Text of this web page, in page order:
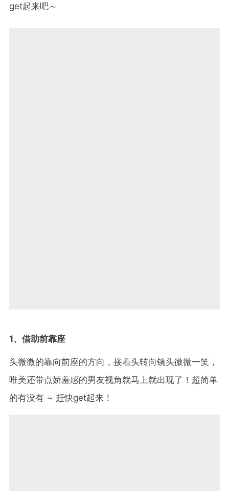
get起来吧～
1、借助前靠座
头微微的靠向前座的方向，接着头转向镜头微微一笑，
唯美还带点娇羞感的男友视角就马上就出现了！超简单
的有没有 ~ 赶快get起来！